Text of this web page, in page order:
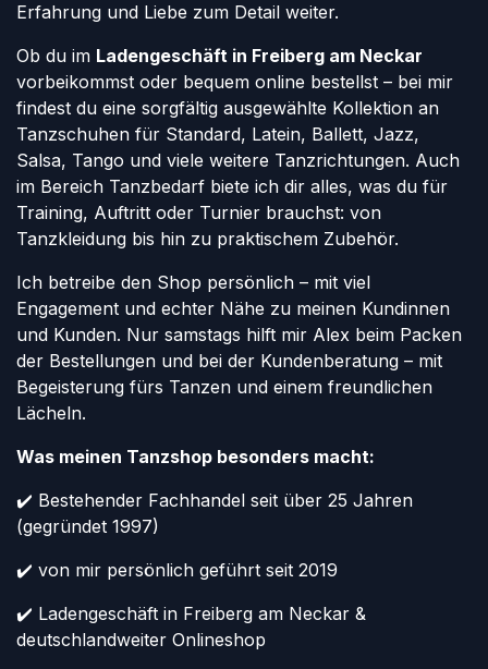
Erfahrung und Liebe zum Detail weiter.
Ob du im Ladengeschäft in Freiberg am Neckar
vorbeikommst oder bequem online bestellst – bei mir
findest du eine sorgfältig ausgewählte Kollektion an
Tanzschuhen für Standard, Latein, Ballett, Jazz,
Salsa, Tango und viele weitere Tanzrichtungen. Auch
im Bereich Tanzbedarf biete ich dir alles, was du für
Training, Auftritt oder Turnier brauchst: von
Tanzkleidung bis hin zu praktischem Zubehör.
Ich betreibe den Shop persönlich – mit viel
Engagement und echter Nähe zu meinen Kundinnen
und Kunden. Nur samstags hilft mir Alex beim Packen
der Bestellungen und bei der Kundenberatung – mit
Begeisterung fürs Tanzen und einem freundlichen
Lächeln.
Was meinen Tanzshop besonders macht:
✔️ Bestehender Fachhandel seit über 25 Jahren
(gegründet 1997)
✔️ von mir persönlich geführt seit 2019
✔️ Ladengeschäft in Freiberg am Neckar &
deutschlandweiter Onlineshop